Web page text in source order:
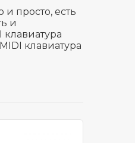
просто, есть
и
клавиатура